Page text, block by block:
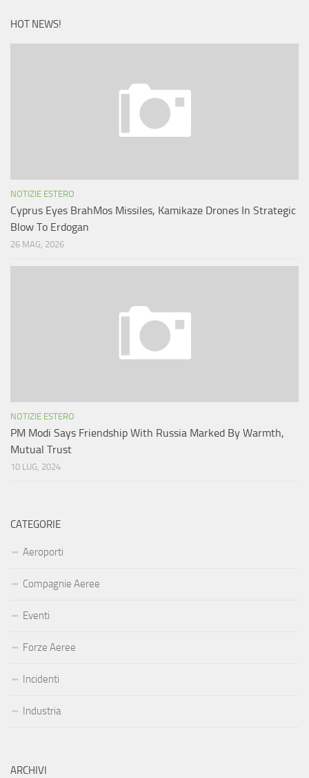
HOT NEWS!
NOTIZIE ESTERO
Cyprus Eyes BrahMos Missiles, Kamikaze Drones In Strategic
Blow To Erdogan
26 MAG, 2026
NOTIZIE ESTERO
PM Modi Says Friendship With Russia Marked By Warmth,
Mutual Trust
10 LUG, 2024
CATEGORIE
Aeroporti
Compagnie Aeree
Eventi
Forze Aeree
Incidenti
Industria
ARCHIVI